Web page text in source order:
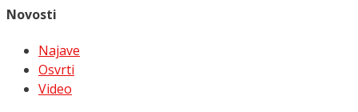
Novosti
Najave
Osvrti
Video